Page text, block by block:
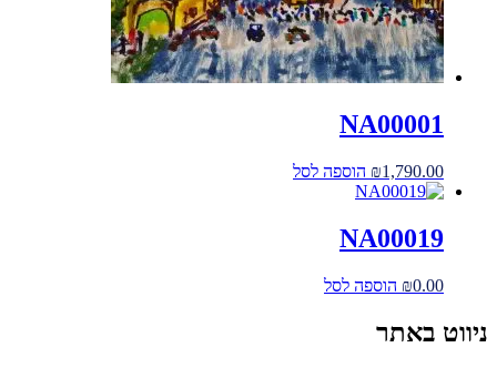
NA00001
₪1,790.00 הוספה לסל
NA00019
₪0.00 הוספה לסל
ניווט באתר